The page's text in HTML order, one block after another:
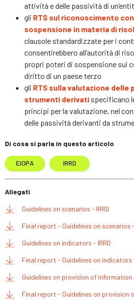
attività e delle passività di
gli RTS sul riconoscimento
sospensione in materia di
clausole standardizzate per i
consentirebbero all’autorità di
propri poteri di sospensione sui
diritto di un paese terzo
gli RTS sulla valutazione delle
strumenti derivati specificano
principi per la valutazione, nel
delle passività derivanti da
Di cosa si parla in questo articolo
EIOPA IRRD
Allegati
Guidelines on scenarios - IRRD
Final report - Guidelines on scenarios -
Guidelines on indicators - IRRD
Final report - Guidelines on indicators
Guidelines on provision of information
Final report - Guidelines on provision